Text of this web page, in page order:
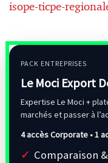
isope-ticpe-
PACK ENTREPRISES
Le Moci Export
Expertise Le Moci +
marchés et passer à
4 accès Corporate • 1
Comparaison